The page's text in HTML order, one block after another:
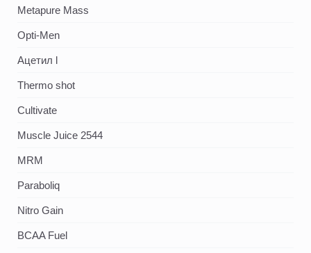
Metapure Mass
Opti-Men
Ацетил l
Thermo shot
Cultivate
Muscle Juice 2544
MRM
Paraboliq
Nitro Gain
BCAA Fuel